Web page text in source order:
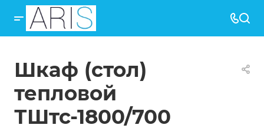
Шкаф (стол)
тепловой
ТШтс-1800/700